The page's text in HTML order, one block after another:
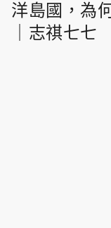
洋島國，為
｜志祺七七